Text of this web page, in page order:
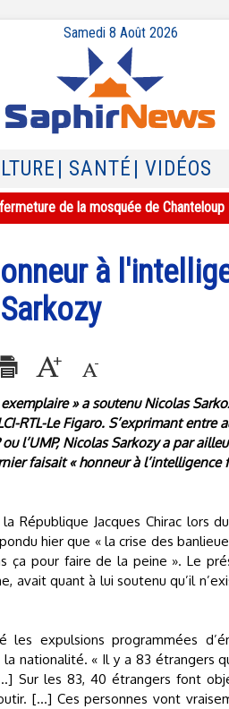
Samedi 8 Août 2026
| SANTÉ | VIDÉOS
de la mosquée de Chanteloup
à
» a soutenu Nicolas
RTL-Le Figaro. S’exprimant entre
l’UMP, Nicolas Sarkozy a par
faisait « honneur à l’intelligence
Jacques Chirac lors
hier que « la crise des
pour faire de la peine ». Le
avait quant à lui soutenu qu’il
expulsions programmées
nationalité. « Il y a 83 étrangers
Sur les 83, 40 étrangers font
[...] Ces personnes vont